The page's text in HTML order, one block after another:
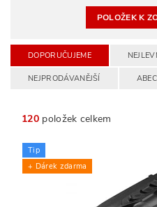
POLOŽEK K
DOPORUČUJEME
NEJPRODÁVANĚJŠÍ
120položek celkem
Tip
+ Dárek zdarma